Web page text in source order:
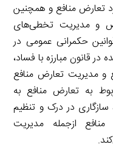
تعارض منافع و همچنین
و مدیریت تخطی‌های
حکمرانی عمومی در
قانون مبارزه با فساد،
و مدیریت تعارض منافع
به تعارض منافع به
سازگاری در درک و تنظیم
ازجمله مدیریت